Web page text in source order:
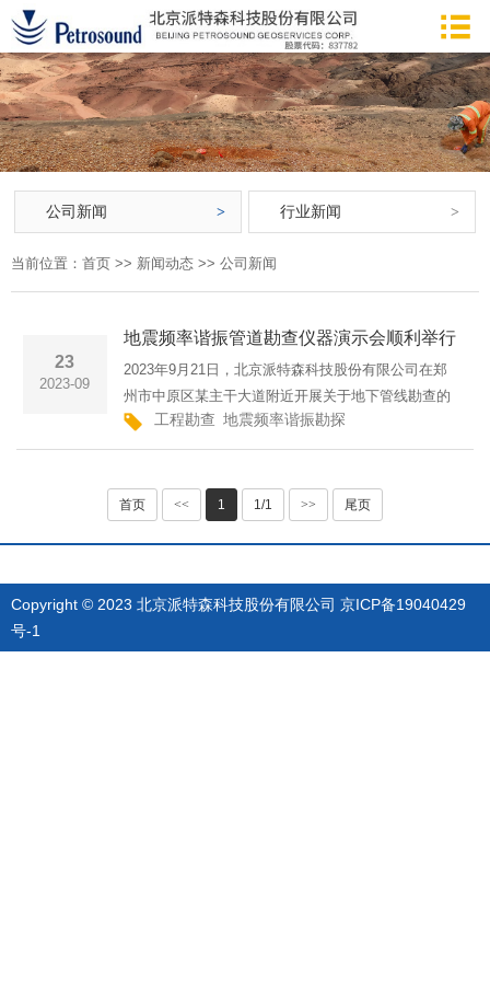
公司新闻 行业新闻
当前位置： 首页 >> 新闻动态 >> 公司新闻
23
2023-09
地震频率谐振管道勘查仪器演示会顺利举行
2023年9月21日，北京派特森科技股份有限公司在郑
州市中原区某主干大道附近开展关于地下管线勘查的
地震频率（FRT-IMG-III型）设备仪器演示会。试验场
地 本次仪器演示会邀请了包括郑州水务集团、河南省
工程勘查 地震频率谐振勘探
首页 << 1 1/1 >> 尾页
Copyright © 2023 北京派特森科技股份有限公司 京ICP备19040429
号-1